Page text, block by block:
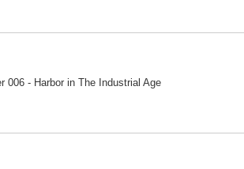
006 - Harbor in The Industrial Age